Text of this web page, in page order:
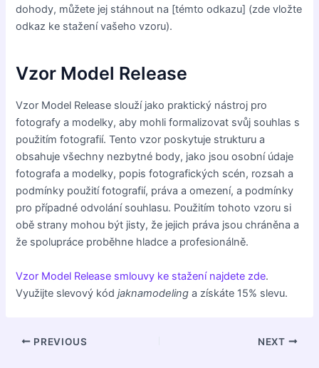
dohody, můžete jej stáhnout na [témto odkazu] (zde vložte
odkaz ke stažení vašeho vzoru).
Vzor Model Release
Vzor Model Release slouží jako praktický nástroj pro
fotografy a modelky, aby mohli formalizovat svůj souhlas s
použitím fotografií. Tento vzor poskytuje strukturu a
obsahuje všechny nezbytné body, jako jsou osobní údaje
fotografa a modelky, popis fotografických scén, rozsah a
podmínky použití fotografií, práva a omezení, a podmínky
pro případné odvolání souhlasu. Použitím tohoto vzoru si
obě strany mohou být jisty, že jejich práva jsou chráněna a
že spolupráce proběhne hladce a profesionálně.
Vzor Model Release smlouvy ke stažení najdete zde.
Využijte slevový kódjaknamodeling a získáte 15% slevu.
Post
PREVIOUS NEXT